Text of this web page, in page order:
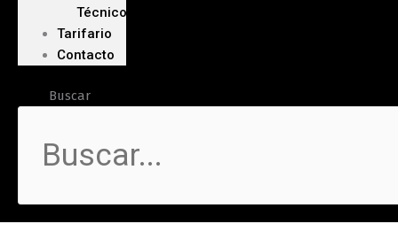
Técnico
Tarifario
Contacto
Buscar